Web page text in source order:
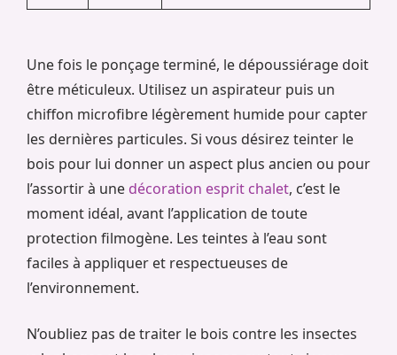
Une fois le ponçage terminé, le dépoussiérage doit
être méticuleux. Utilisez un aspirateur puis un
chiffon microfibre légèrement humide pour capter
les dernières particules. Si vous désirez teinter le
bois pour lui donner un aspect plus ancien ou pour
l’assortir à une décoration esprit chalet, c’est le
moment idéal, avant l’application de toute
protection filmogène. Les teintes à l’eau sont
faciles à appliquer et respectueuses de
l’environnement.
N’oubliez pas de traiter le bois contre les insectes